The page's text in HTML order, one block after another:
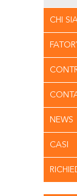
CHI
NEWS
CASI